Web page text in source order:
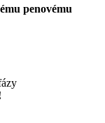
penovému